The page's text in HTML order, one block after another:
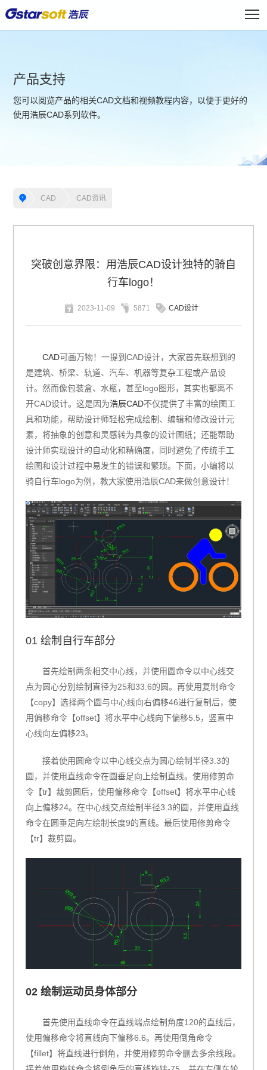
产品支持
您可以阅览产品的相关CAD文档和视频教程内容，以便于更好的
使用浩辰CAD系列软件。
CAD CAD资讯
突破创意界限：用浩辰CAD设计独特的骑自
行车logo！
2023-11-09 5871 CAD设计
CAD可画万物！一提到CAD设计，大家首先联想到的
是建筑、桥梁、轨道、汽车、机器等复杂工程或产品设
计。然而像包装盒、水瓶，甚至logo图形，其实也都离不
开CAD设计。这是因为浩辰CAD不仅提供了丰富的绘图工
具和功能，帮助设计师轻松完成绘制、编辑和修改设计元
素，将抽象的创意和灵感转为具象的设计图纸；还能帮助
设计师实现设计的自动化和精确度，同时避免了传统手工
绘图和设计过程中易发生的错误和繁琐。下面，小编将以
骑自行车logo为例，教大家使用浩辰CAD来做创意设计！
01 绘制自行车部分
首先绘制两条相交中心线，并使用圆命令以中心线交
点为圆心分别绘制直径为25和33.6的圆。再使用复制命令
【copy】选择两个圆与中心线向右偏移46进行复制后，使
用偏移命令【offset】将水平中心线向下偏移5.5，竖直中
心线向左偏移23。
接着使用圆命令以中心线交点为圆心绘制半径3.3的
圆，并使用直线命令在圆垂足向上绘制直线。使用修剪命
令【tr】裁剪圆后，使用偏移命令【offset】将水平中心线
向上偏移24。在中心线交点绘制半径3.3的圆，并使用直线
命令在圆垂足向左绘制长度9的直线。最后使用修剪命令
【tr】裁剪圆。
02 绘制运动员身体部分
首先使用直线命令在直线端点绘制角度120的直线后，
使用偏移命令将直线向下偏移6.6。再使用倒角命令
【fillet】将直线进行倒角，并使用修剪命令删去多余线段。